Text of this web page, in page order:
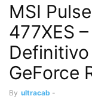
MSI
477XES
GeForce
By ultracab -